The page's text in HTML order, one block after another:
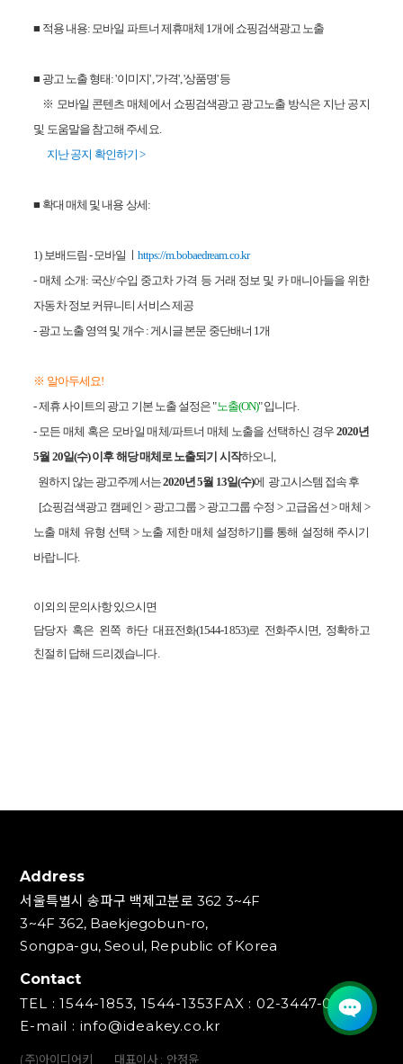
■ 적용 내용: 모바일 파트너 제휴매체 1개에 쇼핑검색광고 노출
■ 광고 노출 형태: '이미지' , '가격', '상품명' 등
※ 모바일 콘텐츠 매체에서 쇼핑검색광고 광고노출 방식은 지난 공지
및 도움말을 참고해 주세요.
지난 공지 확인하기 >
■ 확대 매체 및 내용 상세:
1) 보배드림 - 모바일
https://m.bobaedream.co.kr
- 매체 소개: 국산/수입 중고차 가격 등 거래 정보 및 카 매니아들을 위한
자동차 정보 커뮤니티 서비스 제공
- 광고 노출 영역 및 개수 : 게시글 본문 중단배너 1개
※ 알아두세요!
- 제휴 사이트의 광고 기본 노출 설정은 "노출(ON)" 입니다.
- 모든 매체 혹은 모바일 매체/파트너 매체 노출을 선택하신 경우2020년
5월 20일(수) 이후 해당 매체로 노출되기 시작하오니,
원하지 않는 광고주께서는2020년 5월 13일(수)에 광고시스템 접속 후
[쇼핑검색광고 캠페인 > 광고그룹 > 광고그룹 수정 > 고급옵션 > 매체 >
노출 매체 유형 선택 > 노출 제한 매체 설정하기]를 통해 설정해 주시기
바랍니다.
이외의 문의사항 있으시면
담당자 혹은 왼쪽 하단 대표전화(1544-1853)로 전화주시면, 정확하고
친절히 답해 드리겠습니다.
Address
서울특별시 송파구 백제고분로 362 3~4F
3~4F 362, Baekjegobun-ro,
Songpa-gu, Seoul, Republic of Korea
Contact
TEL : 1544-1853, 1544-1353FAX : 02-3447-0700
E-mail : info@ideakey.co.kr
(주)아이디어키 대표이사 : 안정윤